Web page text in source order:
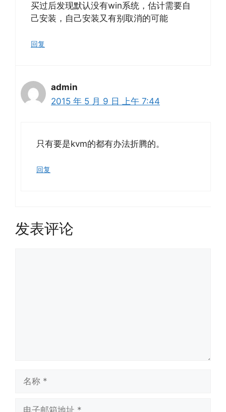
买过后发现默认没有win系统，估计需要自
己安装，自己安装又有别取消的可能
回复
admin
2015 年 5 月 9 日 上午 7:44
只有要是kvm的都有办法折腾的。
回复
发表评论